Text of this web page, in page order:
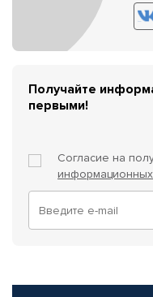
Получайте
первыми!
Согласие на